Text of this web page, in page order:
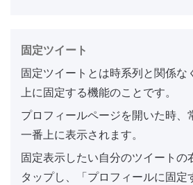
固定ツイート
固定ツイートとは時系列と関係な
上に固定する機能のことです。
プロフィールページを開いた時、
一番上に表示されます。
固定表示したい自分のツイートの
タップし、「プロフィールに固定